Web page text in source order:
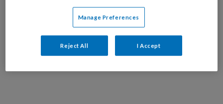
Bekijk de mogelijkheden
Manage Preferences
Reject All I Accept